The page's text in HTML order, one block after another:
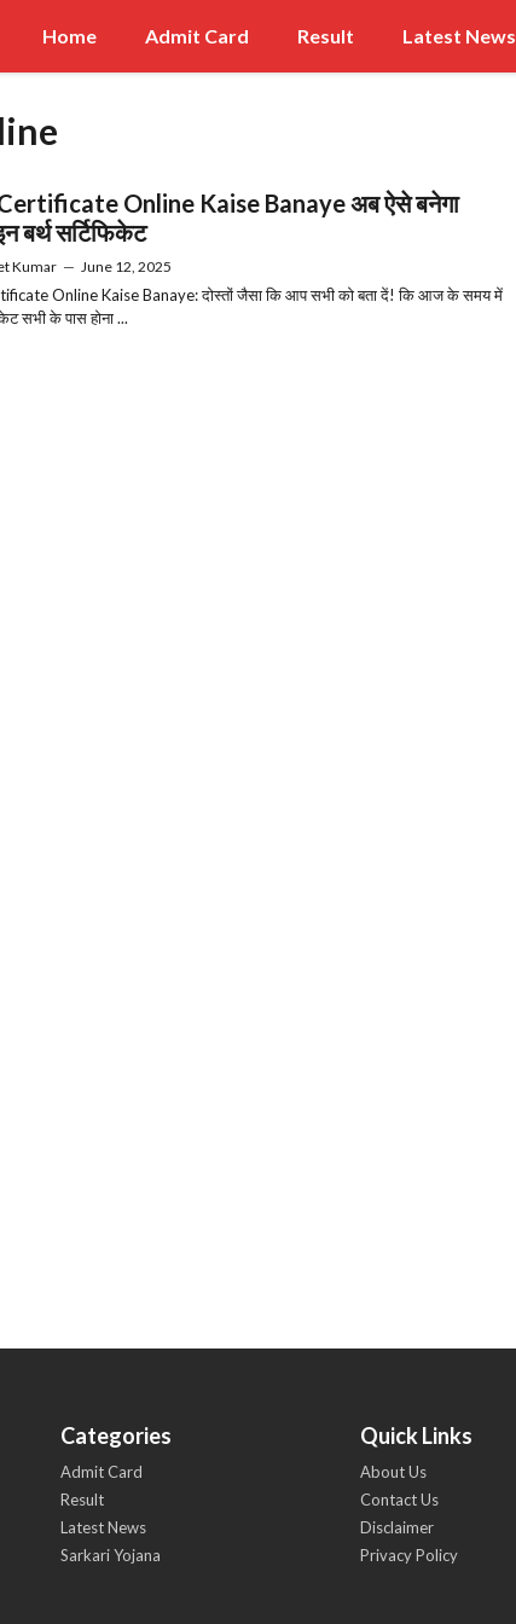
Home Admit Card Result Latest News
Online Kaise Banaye अब ऐसे बनेगा
बर्थ सर्टिफिकेट
Kumar — June 12, 2025
Online Kaise Banaye: दोस्तों जैसा कि आप सभी को बता दें! कि आज के समय में
सभी के पास होना ...
Categories
Admit Card
Result
Latest News
Sarkari Yojana
Quick Links
About Us
Contact Us
Disclaimer
Privacy Policy